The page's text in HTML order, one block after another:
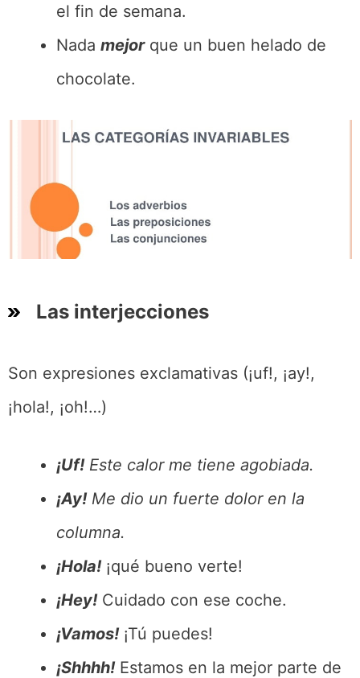
el fin de semana.
Nada mejorque un buen helado de
chocolate.
Las interjecciones
Son expresiones exclamativas (¡uf!, ¡ay!,
¡hola!, ¡oh!…)
¡Uf!Este calor me tiene agobiada.
¡Ay!Me dio un fuerte dolor en la
columna.
¡Hola!¡qué bueno verte!
¡Hey!Cuidado con ese coche.
¡Vamos!¡Tú puedes!
¡Shhhh!Estamos en la mejor parte de